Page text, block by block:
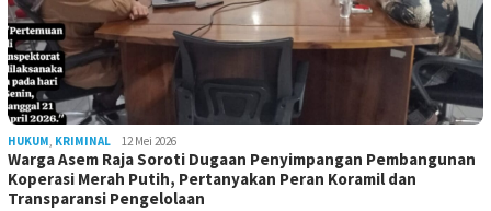
HUKUM, KRIMINAL 12 Mei 2026
Warga Asem Raja Soroti Dugaan Penyimpangan Pembangunan
Koperasi Merah Putih, Pertanyakan Peran Koramil dan
Transparansi Pengelolaan